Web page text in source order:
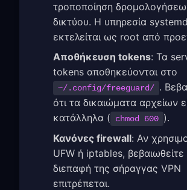
τροποποίηση
δικτύου. Η υπηρεσία systemd
εκτελείται ως root από
Αποθήκευση tokens: Τα
tokens αποθηκεύονται στο
~/.config/freeguard/ .
ότι τα δικαιώματα αρχείων
κατάλληλα (
chmod 600 ).
Κανόνες firewall: Αν
UFW ή iptables, βεβαιωθείτε
διεπαφή της σήραγγας VPN
επιτρέπεται.